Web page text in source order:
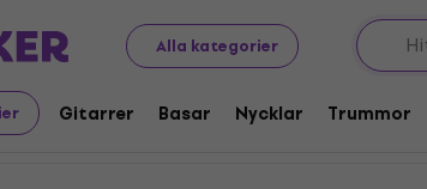
Alla kategorier
Gitarrer Basar Nycklar Trummor
Tillbehör Scenkonstruktioner Triangel fackverk
fackverk